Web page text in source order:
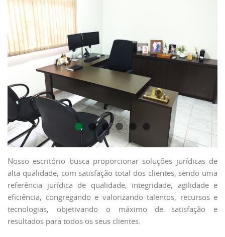
Nosso escritório busca proporcionar soluções jurídicas de
alta qualidade, com satisfação total dos clientes, sendo uma
referência jurídica de qualidade, integridade, agilidade e
eficiência, congregando e valorizando talentos, recursos e
tecnologias, objetivando o máximo de satisfação e
resultados para todos os seus clientes.